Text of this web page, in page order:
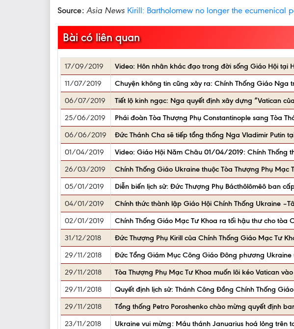
Source: Asia News Kirill: Bartholomew no longer the ecumenical
Bài có liên quan
17/09/2019 Video: Hôn nhân khác đạo trong đời sống Giáo Hội tại
11/07/2019
Chuyện không tin cũng xảy ra: Chính Thống Giáo
06/07/2019
Tiết lộ kinh ngạc: Nga quyết định xây dựng “Vatican
25/06/2019
Phái đoàn Tòa Thượng Phụ Constantinople sang Tòa
06/06/2019
Đức Thánh Cha sẽ tiếp tổng thống Nga Vladimir Putin
01/04/2019
Video: Giáo Hội Năm Châu 01/04/2019: Chính Thống
26/03/2019
Chính Thống Giáo Ukraine thuộc Tòa Thượng Phụ
05/01/2019
Diễn biến lịch sử: Đức Thượng Phụ Bácthôlômêô ban
04/01/2019
Chính thức thành lập Giáo Hội Chính Thống Ukraine
02/01/2019
Chính Thống Giáo Mạc Tư Khoa ra tối hậu thư cho tòa
31/12/2018
Đức Thượng Phụ Kirill của Chính Thống Giáo Mạc Tư
29/11/2018
Đức Tổng Giám Mục Công Giáo Đông phương Ukraine
29/11/2018
Tòa Thượng Phụ Mạc Tư Khoa muốn lôi kéo Vatican
29/11/2018
Quyết định lịch sử: Thánh Công Đồng Chính Thống
29/11/2018
Tổng thống Petro Poroshenko chào mừng quyết định
23/11/2018
Ukraine vui mừng: Máu thánh Januarius hoá lỏng trên